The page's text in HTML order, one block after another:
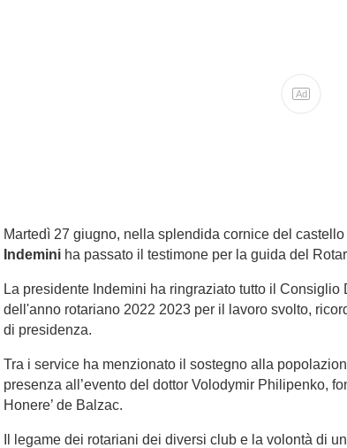
Ad
Martedì 27 giugno, nella splendida cornice del
Indemini ha passato il testimone per la guida del
La presidente Indemini ha ringraziato tutto il
dell'anno rotariano 2022 2023 per il lavoro svolto,
di presidenza.
Tra i service ha menzionato il sostegno alla
presenza all’evento del dottor Volodymir Philipenko,
Honere’ de Balzac.
Il legame dei rotariani dei diversi club e la volontà di